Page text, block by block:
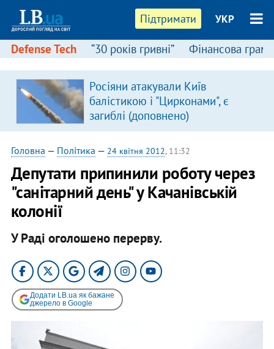
Підтримати УКР
Defense Tech “30 років гривні” Фінансова
Росіяни атакували Київ
балістикою і "Цирконами", є
загиблі (доповнено)
Головна — Політика — 24 квітня 2012, 11:32
Депутати припинили роботу через
"санітарний день" у Качанівській
колонії
У Раді оголошено перерву.
Додати LB.ua як бажане
джерело в Google